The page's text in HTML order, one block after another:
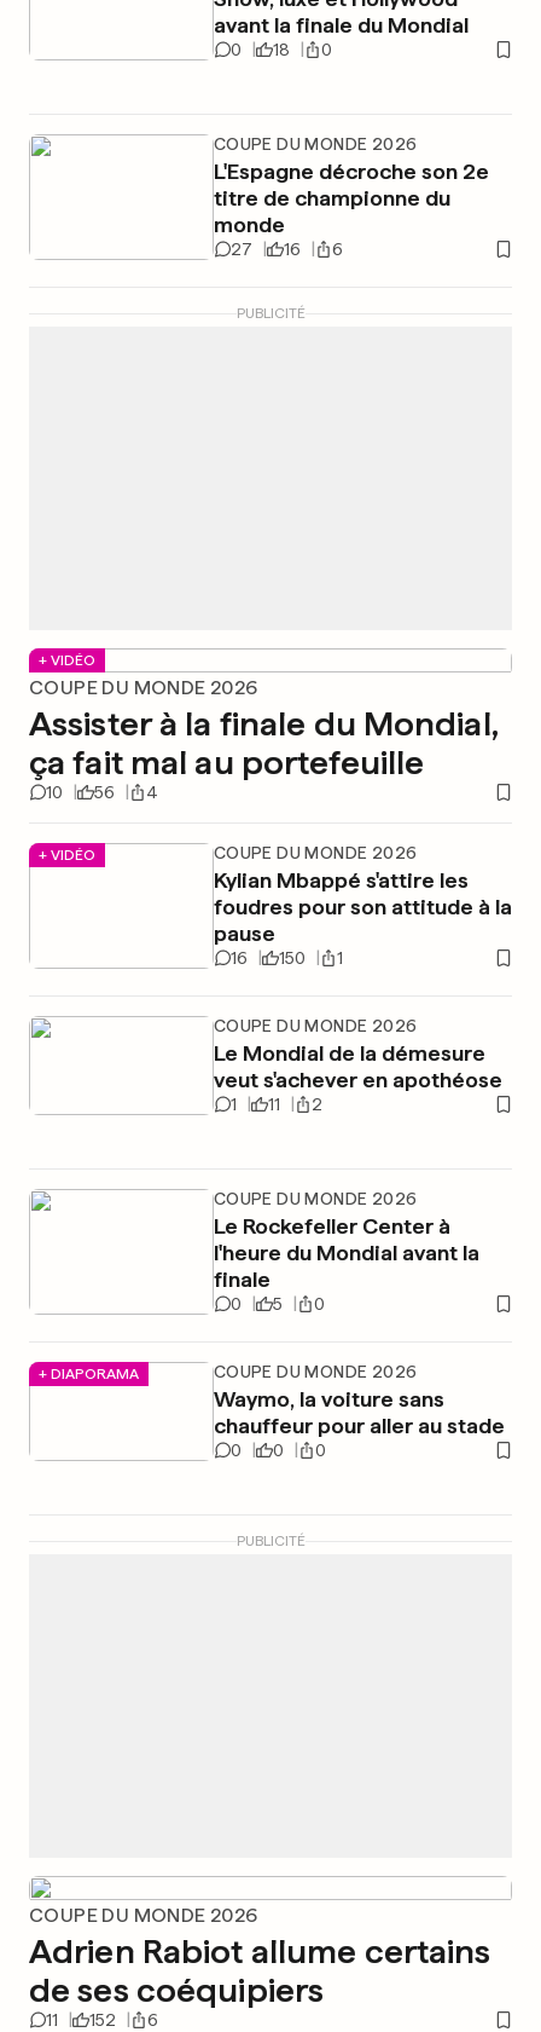
avant la finale du Mondial
0 18 0
COUPE DU MONDE 2026
L'Espagne décroche son 2e
titre de championne du
monde
27 16 6
PUBLICITÉ
+ VIDÉO
COUPE DU MONDE 2026
Assister à la finale du Mondial,
ça fait mal au portefeuille
10 56 4
+ VIDÉO COUPE DU MONDE 2026
Kylian Mbappé s'attire les
foudres pour son attitude à la
pause
16 150 1
COUPE DU MONDE 2026
Le Mondial de la démesure
veut s'achever en apothéose
1 11 2
COUPE DU MONDE 2026
Le Rockefeller Center à
l'heure du Mondial avant la
finale
0 5 0
+ DIAPORAMA COUPE DU MONDE 2026
Waymo, la voiture sans
chauffeur pour aller au stade
0 0 0
PUBLICITÉ
COUPE DU MONDE 2026
Adrien Rabiot allume certains
de ses coéquipiers
11 152 6